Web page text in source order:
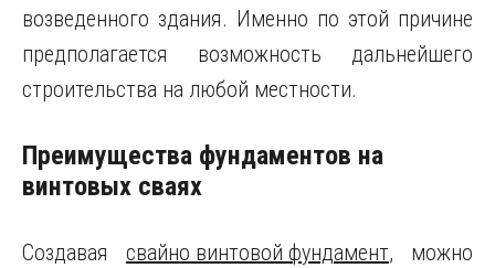
возведенного здания. Именно по этой причине
предполагается возможность дальнейшего
строительства на любой местности.
Преимущества фундаментов на
винтовых сваях
Создавая свайно винтовой фундамент, можно